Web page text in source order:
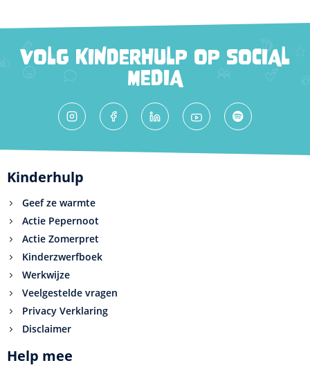
VOLG KINDERHULP OP SOCIAL
MEDIA
Kinderhulp
Geef ze warmte
Actie Pepernoot
Actie Zomerpret
Kinderzwerfboek
Werkwijze
Veelgestelde vragen
Privacy Verklaring
Disclaimer
Help mee